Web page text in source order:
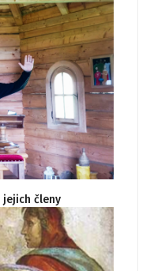
jejich členy